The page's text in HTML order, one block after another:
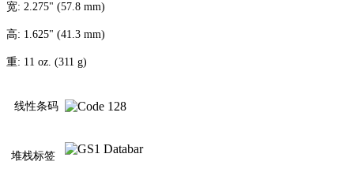
宽: 2.275" (57.8 mm)
高: 1.625" (41.3 mm)
重: 11 oz. (311 g)
线性条码
堆栈标签